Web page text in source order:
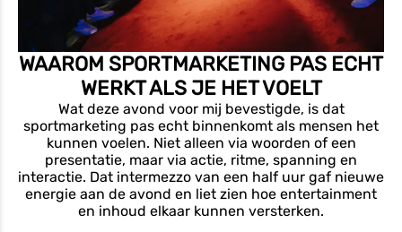
WAAROM SPORTMARKETING PAS ECHT
WERKT ALS JE HET VOELT
Wat deze avond voor mij bevestigde, is dat
sportmarketing pas echt binnenkomt als mensen het
kunnen voelen. Niet alleen via woorden of een
presentatie, maar via actie, ritme, spanning en
interactie. Dat intermezzo van een half uur gaf nieuwe
energie aan de avond en liet zien hoe entertainment
en inhoud elkaar kunnen versterken.